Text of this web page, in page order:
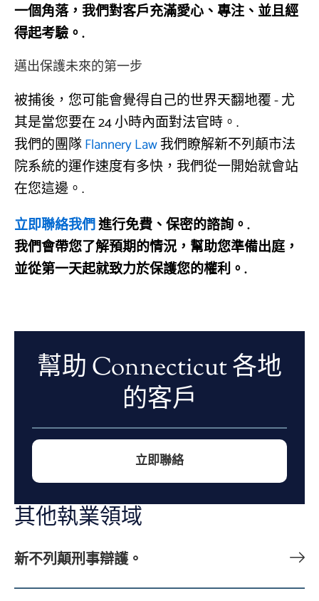
一個角落，我們對客戶充滿愛心、專注、並且經
得起考驗。.
邁出保護未來的第一步
被捕後，您可能會覺得自己的世界天翻地覆 - 尤
其是當您要在 24 小時內面對法官時。.
我們的團隊Flannery Law我們瞭解新不列顛市法
院系統的運作速度有多快，我們從一開始就會站
在您這邊。.
立即聯絡我們進行免費、保密的諮詢。.
我們會帶您了解預期的情況，幫助您準備出庭，
並從第一天起就致力於保護您的權利。.
幫助 Connecticut 各地
的客戶
立即聯絡
其他執業領域
新不列顛刑事辯護。